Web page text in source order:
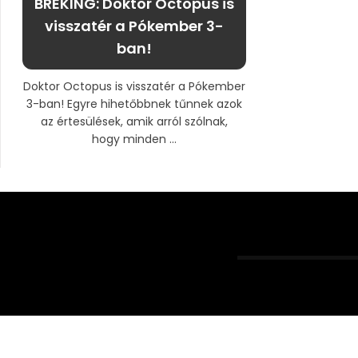
visszatér a Pókember 3-
ban!
Doktor Octopus is visszatér a Pókember
3-ban! Egyre hihetőbbnek tűnnek azok
az értesülések, amik arról szólnak,
hogy minden ...